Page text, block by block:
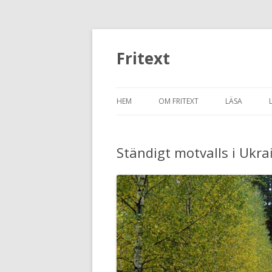
Fritext
HEM OM FRITEXT LÄSA
ANDRA
BILDBLOGG
DEN
Ständigt motvalls i